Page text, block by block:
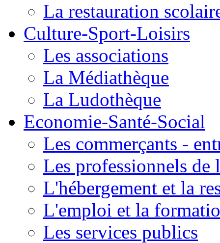
La restauration
Culture-Sport-Loisirs
Les associations
La Médiathèque
La Ludothèque
Economie-Santé-Social
Les commerçants -
Les professionnels de
L'hébergement et la
L'emploi et la
Les services publics